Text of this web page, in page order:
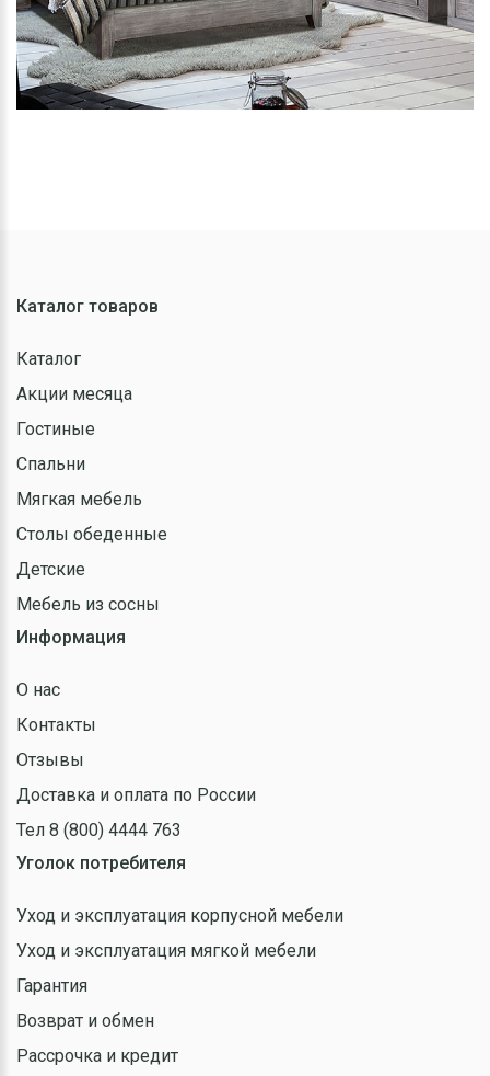
Каталог товаров
Каталог
Акции месяца
Гостиные
Спальни
Мягкая мебель
Столы обеденные
Детские
Мебель из сосны
Информация
О нас
Контакты
Отзывы
Доставка и оплата по России
Тел 8 (800) 4444 763
Уголок потребителя
Уход и эксплуатация корпусной мебели
Уход и эксплуатация мягкой мебели
Гарантия
Возврат и обмен
Рассрочка и кредит